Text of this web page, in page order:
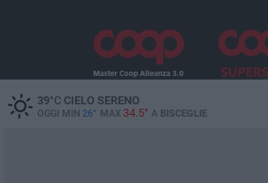
39°CCIELO SERENO
OGGI MIN 26° MAX 34.5° A BISCEGLIE